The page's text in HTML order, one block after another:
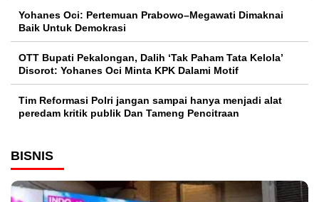
Yohanes Oci: Pertemuan Prabowo–Megawati Dimaknai
Baik Untuk Demokrasi
OTT Bupati Pekalongan, Dalih ‘Tak Paham Tata Kelola’
Disorot: Yohanes Oci Minta KPK Dalami Motif
Tim Reformasi Polri jangan sampai hanya menjadi alat
peredam kritik publik Dan Tameng Pencitraan
BISNIS